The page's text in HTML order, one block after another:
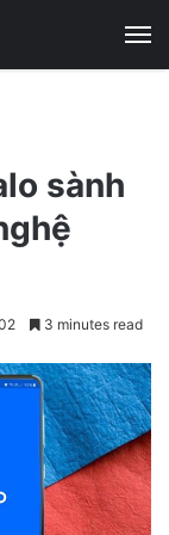
sành
3 minutes read